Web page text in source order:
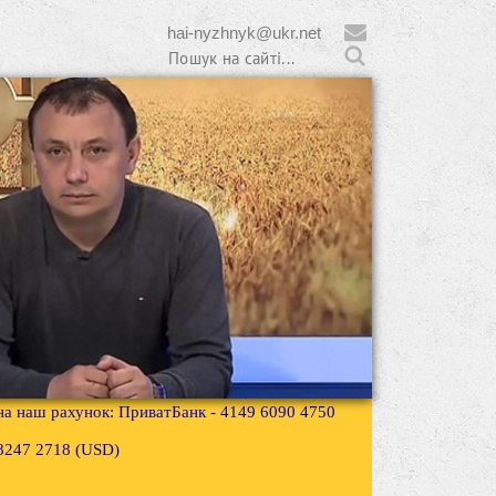
hai-nyzhnyk@ukr.net
наш рахунок: ПриватБанк - 4149 6090 4750
2718 (USD)